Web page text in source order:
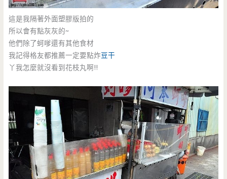
這是我隔著外面塑膠版拍的
所以會有點灰灰的~
他們除了蚵嗲還有其他食材
我記得格友都推薦一定要點炸豆干
丫我怎麼就沒看到花枝丸啊!!